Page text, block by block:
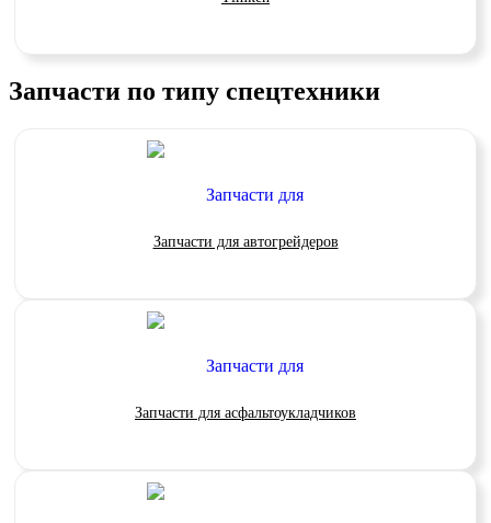
Запчасти по типу спецтехники
Запчасти для автогрейдеров
Запчасти для асфальтоукладчиков